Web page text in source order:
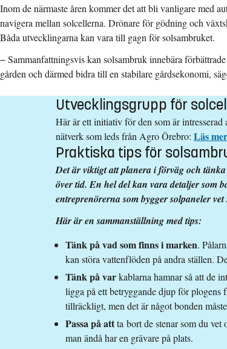
Inom de närmaste åren kommer det att bli vanligare med
navigera mellan solcellerna. Drönare för gödning och
Båda utvecklingarna kan vara till gagn för solsambruket.
− Sammanfattningsvis kan solsambruk innebära
gården och därmed bidra till en stabilare gårdsekonomi,
Utvecklingsgrupp för
Här är ett initiativ för den som är
nätverk som leds från Agro Örebro: Läs mer
Praktiska tips för
Det är viktigt att planera i förväg och
över tid. En hel del kan vara detaljer som
entreprenörerna som bygger solpaneler
Här är en sammanställning med tips:
Tänk på vad som finns i marken.
kan störa vattenflöden på andra ställen.
Tänk på varkablarna hamnar så att de
ligga på ett betryggande djup för plogens
tillräckligt, men det är något bonden
Passa på attta bort de stenar som du
man ändå har en grävare på plats.